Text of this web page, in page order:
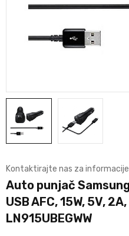
Kontaktirajte nas za informacije
Auto punjač
USB AFC, 15W, 5V,
LN915UBEGWW